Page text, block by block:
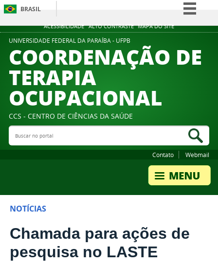
ACESSIBILIDADE ALTO CONTRASTE MAPA DO SITE
BRASIL
Simplifique!
Participe
Acesso à informação
Canais
UNIVERSIDADE FEDERAL DA PARAÍBA - UFPB
COORDENAÇÃO DE
TERAPIA
OCUPACIONAL
CCS - CENTRO DE CIÊNCIAS DA SAÚDE
Buscar no portal
Contato Webmail
NOTÍCIAS
Chamada para ações de
pesquisa no LASTE